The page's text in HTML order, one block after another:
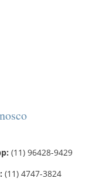
(11) 96428-9429
(11) 4747-3824